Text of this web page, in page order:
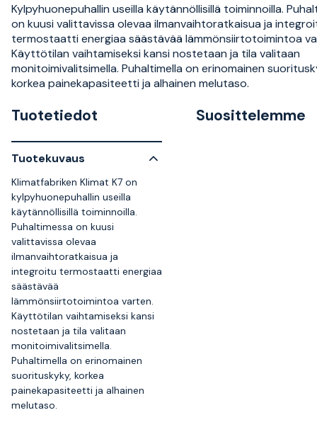
Kylpyhuonepuhallin useilla käytännöllisillä toiminnoilla.
on kuusi valittavissa olevaa ilmanvaihtoratkaisua ja
termostaatti energiaa säästävää lämmönsiirtotoimintoa
Käyttötilan vaihtamiseksi kansi nostetaan ja tila valitaan
monitoimivalitsimella. Puhaltimella on erinomainen
korkea painekapasiteetti ja alhainen melutaso.
Tuotetiedot
Tuotekuvaus
Klimatfabriken Klimat K7 on
kylpyhuonepuhallin useilla
käytännöllisillä toiminnoilla.
Puhaltimessa on kuusi
valittavissa olevaa
ilmanvaihtoratkaisua ja
integroitu termostaatti energiaa
säästävää
lämmönsiirtotoimintoa varten.
Käyttötilan vaihtamiseksi kansi
nostetaan ja tila valitaan
monitoimivalitsimella.
Puhaltimella on erinomainen
suorituskyky, korkea
painekapasiteetti ja alhainen
melutaso.
Suosittelemme